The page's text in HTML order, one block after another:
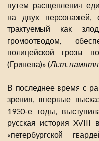
путем расщепления
на двух персонажей,
трактуемый как
громоотводом,
полицейской грозы
(Гринева)» (Лит.
В последнее время с
зрения, впервые
1930-е годы,
русская история XVIII
«петербургской